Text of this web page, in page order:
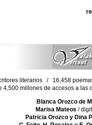
literarios / 16,458
4,500 millones de accesos a
Blanca Orozco de
Marisa Mateos /
Patricia Orozco y Dina